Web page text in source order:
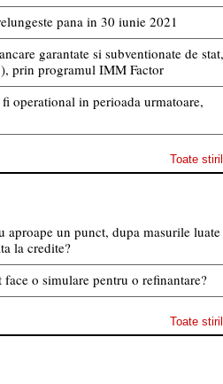
pana in 30 iunie 2021
garantate si subventionate de stat,
prin programul IMM Factor
operational in perioada urmatoare,
Toate
aproape un punct, dupa masurile luate
la credite?
o simulare pentru o refinantare?
Toate